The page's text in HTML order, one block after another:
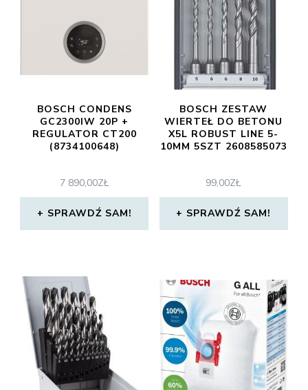
BOSCH CONDENS
GC2300IW 20P +
REGULATOR CT200
(8734100648)
7 890,00ZŁ
SPRAWDŹ SAM!
BOSCH ZESTAW
WIERTEŁ DO BETONU
X5L ROBUST LINE 5-
10MM 5SZT 2608585073
99,00ZŁ
SPRAWDŹ SAM!